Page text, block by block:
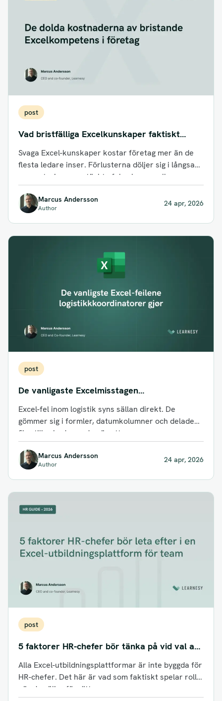
post
Vad bristfälliga Excelkunskaper faktiskt
kostar ett företag
Svaga Excel-kunskaper kostar företag mer än de
flesta ledare inser. Förlusterna döljer sig i långsam
rapportering, oupptäckta fel och manuella...
Marcus Andersson
Author
24 apr, 2026
post
De vanligaste Excelmisstagen
logistiksamordnare gör
Excel-fel inom logistik syns sällan direkt. De
gömmer sig i formler, datumkolumner och delade
filer tills skadan redan är ett...
Marcus Andersson
Author
24 apr, 2026
post
5 faktorer HR-chefer bör tänka på vid val av
Excelutbildning online för team
Alla Excel-utbildningsplattformar är inte byggda för
HR-chefer. Det här är vad som faktiskt spelar roll
när du väljer för ditt...